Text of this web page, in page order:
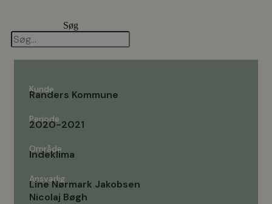
indhold
Søg
Kunde
Randers Kommune
Periode
2020-2021
Område
Indeklima
Ansvarlig
Line Nørmark Jakobsen
Nicolaj Bøgh